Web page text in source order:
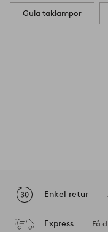
Gula taklampor
Enkel retur
Express Få